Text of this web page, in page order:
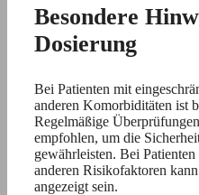
Besondere
Dosierung
Bei Patienten mit
anderen Komorbiditäten ist
Regelmäßige
empfohlen, um die
gewährleisten. Bei
anderen Risikofaktoren
angezeigt sein.